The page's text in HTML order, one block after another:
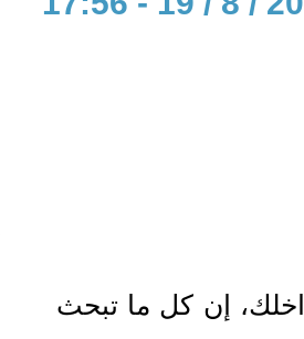
إن كل ما تبحث